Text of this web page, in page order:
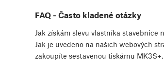
FAQ - Často kladené otázky
Jak získám slevu vlastníka stavebnice
Jak je uvedeno na našich webových
zakoupíte sestavenou tiskárnu